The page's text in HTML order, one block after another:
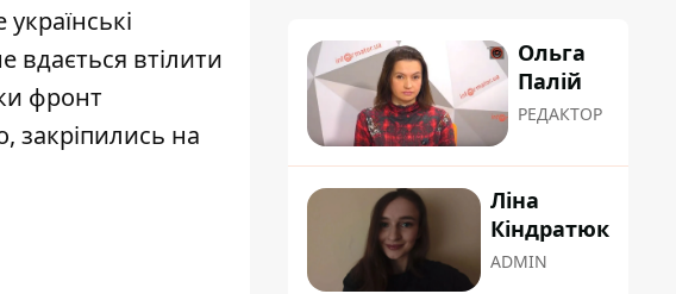
вдається втілити
фронт
закріпились на
Ольга
Палій
РЕДАКТОР
Ліна
Кіндратюк
ADMIN